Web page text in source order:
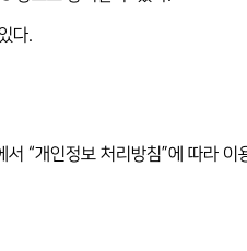
다.
“개인정보 처리방침”에 따라 이